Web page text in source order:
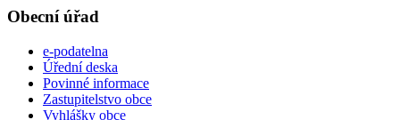
Obecní úřad
e-podatelna
Úřední deska
Povinné informace
Zastupitelstvo obce
Vyhlášky obce